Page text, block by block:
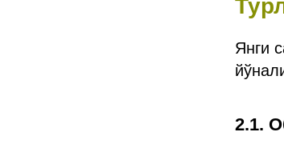
Янги
2.1.